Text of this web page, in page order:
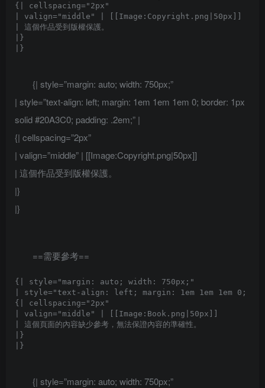
{| cellspacing="2px"
| valign="middle" | [[Image:Copyright.png|50px]]
| 這個作品受到版權保護。
|}
{| style=”margin: auto; width: 750px;”
| style=”text-align: left; margin: 1em 1em 1em 0; border: 1px
solid #20A3C0; padding: .2em;” |
{| cellspacing=”2px”
| valign=”middle” | [[Image:Copyright.png|50px]]
| 這個作品受到版權保護。
|}
|}
==需要參考==
{| style="margin: auto; width: 750px;"
| style="text-align: left; margin: 1em 1em 1em 0;
{| cellspacing="2px"
| valign="middle" | [[Image:Book.png|50px]]
| 這個頁面的內容缺少參考，無法保證內容的準確性。
|}
{| style=”margin: auto; width: 750px;”